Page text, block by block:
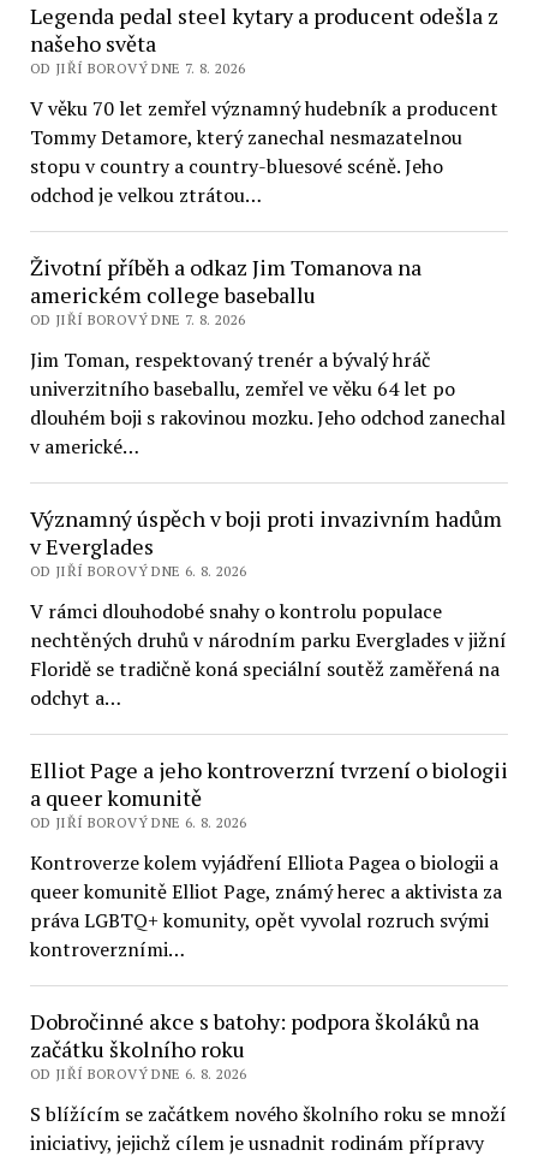
Legenda pedal steel kytary a producent odešla z
našeho světa
OD JIŘÍ BOROVÝ DNE 7. 8. 2026
V věku 70 let zemřel významný hudebník a producent
Tommy Detamore, který zanechal nesmazatelnou
stopu v country a country-bluesové scéně. Jeho
odchod je velkou ztrátou…
Životní příběh a odkaz Jim Tomanova na
americkém college baseballu
OD JIŘÍ BOROVÝ DNE 7. 8. 2026
Jim Toman, respektovaný trenér a bývalý hráč
univerzitního baseballu, zemřel ve věku 64 let po
dlouhém boji s rakovinou mozku. Jeho odchod zanechal
v americké…
Významný úspěch v boji proti invazivním hadům
v Everglades
OD JIŘÍ BOROVÝ DNE 6. 8. 2026
V rámci dlouhodobé snahy o kontrolu populace
nechtěných druhů v národním parku Everglades v jižní
Floridě se tradičně koná speciální soutěž zaměřená na
odchyt a…
Elliot Page a jeho kontroverzní tvrzení o biologii
a queer komunitě
OD JIŘÍ BOROVÝ DNE 6. 8. 2026
Kontroverze kolem vyjádření Elliota Pagea o biologii a
queer komunitě Elliot Page, známý herec a aktivista za
práva LGBTQ+ komunity, opět vyvolal rozruch svými
kontroverzními…
Dobročinné akce s batohy: podpora školáků na
začátku školního roku
OD JIŘÍ BOROVÝ DNE 6. 8. 2026
S blížícím se začátkem nového školního roku se množí
iniciativy, jejichž cílem je usnadnit rodinám přípravy